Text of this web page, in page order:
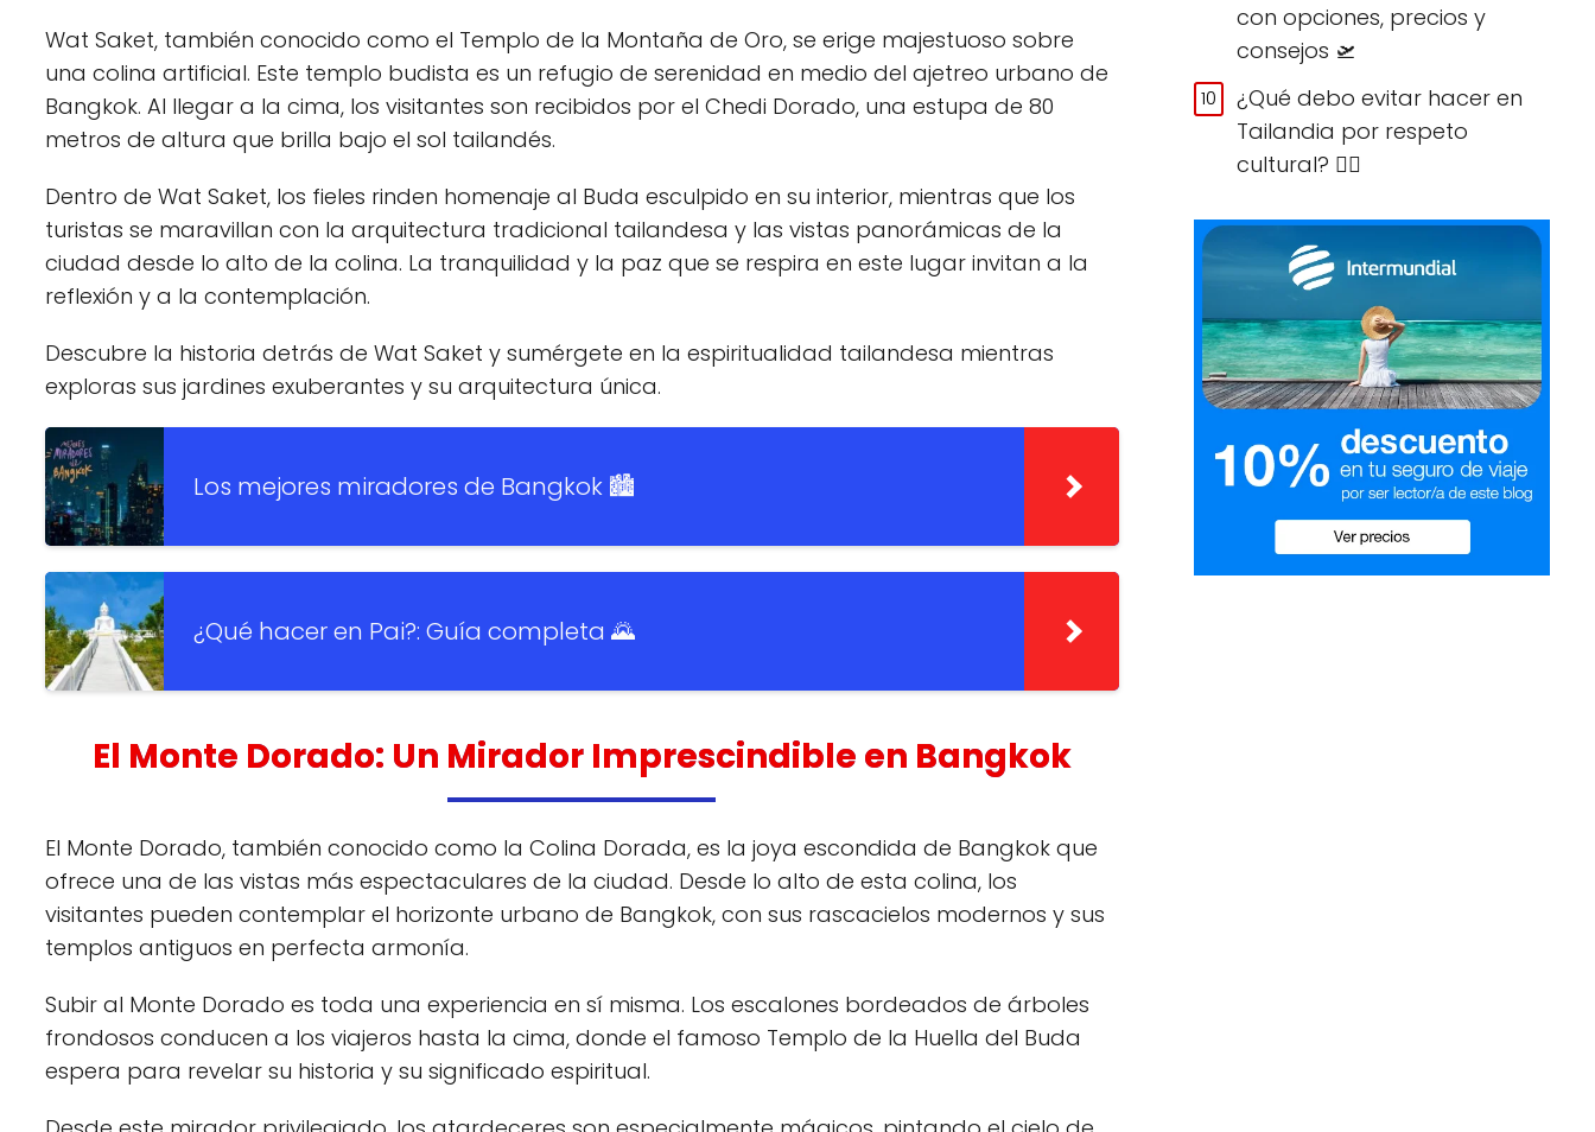
Wat Saket, también conocido como el Templo de la Montaña de Oro, se erige majestuoso sobre
una colina artificial. Este templo budista es un refugio de serenidad en medio del ajetreo urbano de
Bangkok. Al llegar a la cima, los visitantes son recibidos por el Chedi Dorado, una estupa de 80
metros de altura que brilla bajo el sol tailandés.
Dentro de Wat Saket, los fieles rinden homenaje al Buda esculpido en su interior, mientras que los
turistas se maravillan con la arquitectura tradicional tailandesa y las vistas panorámicas de la
ciudad desde lo alto de la colina. La tranquilidad y la paz que se respira en este lugar invitan a la
reflexión y a la contemplación.
Descubre la historia detrás de Wat Saket y sumérgete en la espiritualidad tailandesa mientras
exploras sus jardines exuberantes y su arquitectura única.
Los mejores miradores de Bangkok 🏙️
¿Qué hacer en Pai?: Guía completa 🌄
El Monte Dorado: Un Mirador Imprescindible en Bangkok
El Monte Dorado, también conocido como la Colina Dorada, es la joya escondida de Bangkok que
ofrece una de las vistas más espectaculares de la ciudad. Desde lo alto de esta colina, los
visitantes pueden contemplar el horizonte urbano de Bangkok, con sus rascacielos modernos y sus
templos antiguos en perfecta armonía.
Subir al Monte Dorado es toda una experiencia en sí misma. Los escalones bordeados de árboles
frondosos conducen a los viajeros hasta la cima, donde el famoso Templo de la Huella del Buda
espera para revelar su historia y su significado espiritual.
con opciones, precios y
consejos 🛫
¿Qué debo evitar hacer en
Tailandia por respeto
cultural? 🙅‍♀️